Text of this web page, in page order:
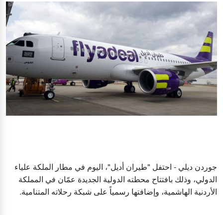
جوردن ديلي - احتفل "طيران أديل"، اليوم في مطار الملكة علياء
الدولي، وذلك بافتتاح محطته الدولية الجديدة عمّان في المملكة
الأردنية الهاشمية، وإضافتها رسمياً على شبكة رحلاته المتنامية.